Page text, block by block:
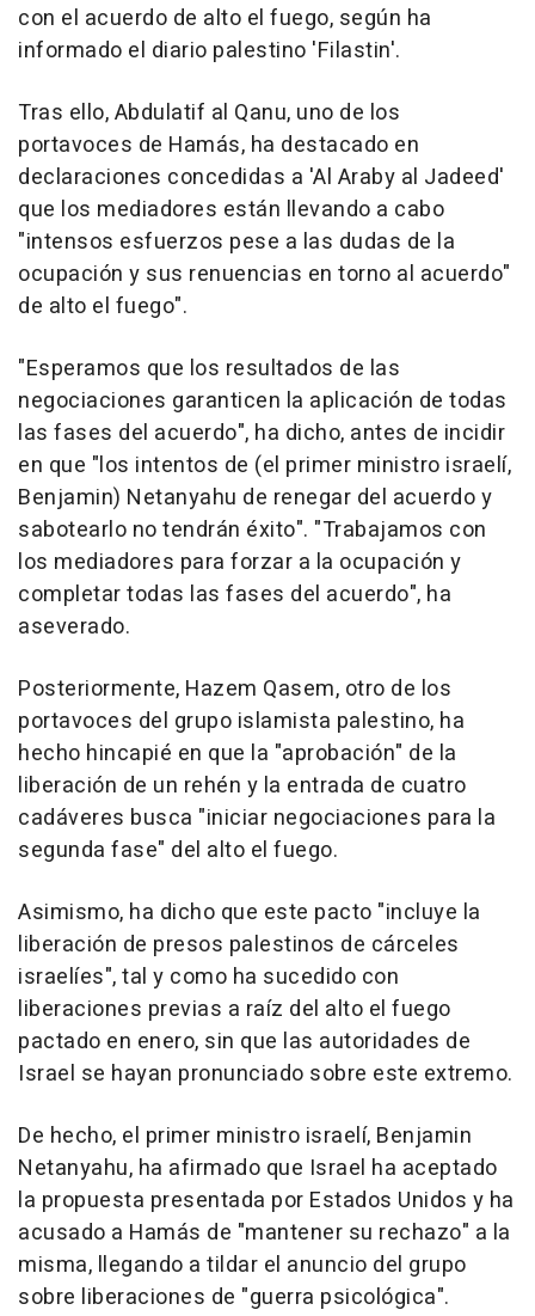
con el acuerdo de alto el fuego, según ha
informado el diario palestino 'Filastin'.
Tras ello, Abdulatif al Qanu, uno de los
portavoces de Hamás, ha destacado en
declaraciones concedidas a 'Al Araby al Jadeed'
que los mediadores están llevando a cabo
"intensos esfuerzos pese a las dudas de la
ocupación y sus renuencias en torno al acuerdo"
de alto el fuego".
"Esperamos que los resultados de las
negociaciones garanticen la aplicación de todas
las fases del acuerdo", ha dicho, antes de incidir
en que "los intentos de (el primer ministro israelí,
Benjamin) Netanyahu de renegar del acuerdo y
sabotearlo no tendrán éxito". "Trabajamos con
los mediadores para forzar a la ocupación y
completar todas las fases del acuerdo", ha
aseverado.
Posteriormente, Hazem Qasem, otro de los
portavoces del grupo islamista palestino, ha
hecho hincapié en que la "aprobación" de la
liberación de un rehén y la entrada de cuatro
cadáveres busca "iniciar negociaciones para la
segunda fase" del alto el fuego.
Asimismo, ha dicho que este pacto "incluye la
liberación de presos palestinos de cárceles
israelíes", tal y como ha sucedido con
liberaciones previas a raíz del alto el fuego
pactado en enero, sin que las autoridades de
Israel se hayan pronunciado sobre este extremo.
De hecho, el primer ministro israelí, Benjamin
Netanyahu, ha afirmado que Israel ha aceptado
la propuesta presentada por Estados Unidos y ha
acusado a Hamás de "mantener su rechazo" a la
misma, llegando a tildar el anuncio del grupo
sobre liberaciones de "guerra psicológica".